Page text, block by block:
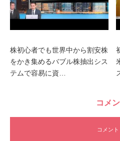
株初心者でも世界中から割安株
をかき集めるバブル株抽出シス
テムで容易に資…
コメ
コメント